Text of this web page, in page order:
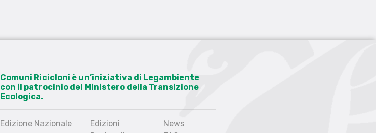
Comuni Ricicloni è un’iniziativa di Legambiente
con il patrocinio del Ministero della Transizione
Ecologica.
Edizione Nazionale
Edizioni
News